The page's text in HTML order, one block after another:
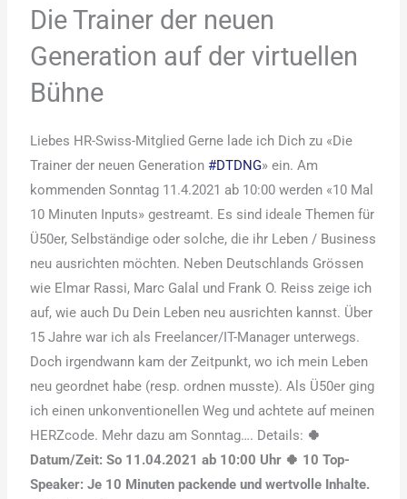
Die Trainer der neuen
Generation auf der virtuellen
Bühne
Liebes HR-Swiss-Mitglied Gerne lade ich Dich zu «Die
Trainer der neuen Generation#DTDNG» ein. Am
kommenden Sonntag 11.4.2021 ab 10:00 werden «10 Mal
10 Minuten Inputs» gestreamt. Es sind ideale Themen für
Ü50er, Selbständige oder solche, die ihr Leben / Business
neu ausrichten möchten. Neben Deutschlands Grössen
wie Elmar Rassi, Marc Galal und Frank O. Reiss zeige ich
auf, wie auch Du Dein Leben neu ausrichten kannst. Über
15 Jahre war ich als Freelancer/IT-Manager unterwegs.
Doch irgendwann kam der Zeitpunkt, wo ich mein Leben
neu geordnet habe (resp. ordnen musste). Als Ü50er ging
ich einen unkonventionellen Weg und achtete auf meinen
HERZcode. Mehr dazu am Sonntag…. Details: 🍀
Datum/Zeit: So 11.04.2021 ab 10:00 Uhr 🍀 10 Top-
Speaker: Je 10 Minuten packende und wertvolle Inhalte.